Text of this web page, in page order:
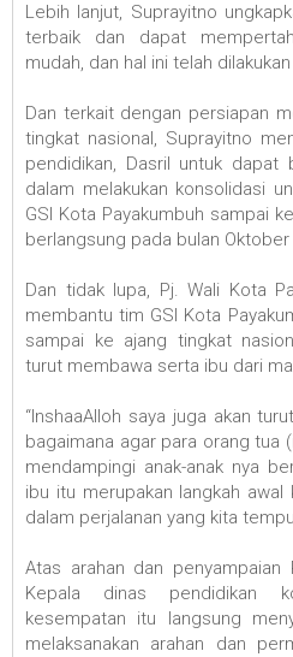
Lebih lanjut, Suprayitno
terbaik dan dapat
mudah, dan hal ini telah
Dan terkait dengan persiapan
tingkat nasional, Suprayitno
pendidikan, Dasril untuk dapat
dalam melakukan konsolidasi
GSI Kota Payakumbuh sampai
berlangsung pada bulan
Dan tidak lupa, Pj. Wali Kota
membantu tim GSI Kota
sampai ke ajang tingkat
turut membawa serta ibu dari
“InshaaAlloh saya juga akan
bagaimana agar para orang tua
mendampingi anak-anak nya
ibu itu merupakan langkah
dalam perjalanan yang kita
Atas arahan dan penyampaian
Kepala dinas pendidikan
kesempatan itu langsung
melaksanakan arahan dan